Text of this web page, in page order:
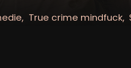
True crime mindfuck